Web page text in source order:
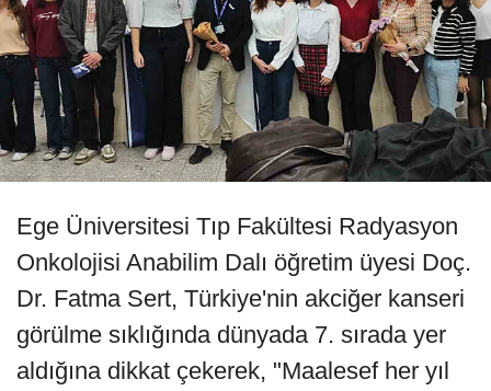
Ege Üniversitesi Tıp Fakültesi Radyasyon
Onkolojisi Anabilim Dalı öğretim üyesi Doç.
Dr. Fatma Sert, Türkiye'nin akciğer kanseri
görülme sıklığında dünyada 7. sırada yer
aldığına dikkat çekerek, "Maalesef her yıl